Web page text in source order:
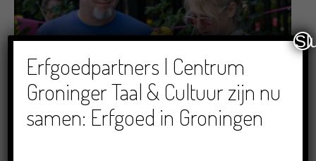
Dichters in de Prinsentuin: Verslag Zomor Wat
Ommaans
29/06/2026
Erfgoedpartners | Centrum
Groninger Taal & Cultuur zijn nu
samen: Erfgoed in Groningen